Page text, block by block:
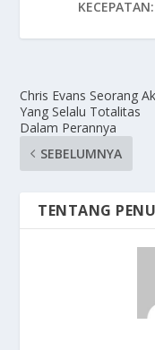
KECEPATAN:
Chris Evans Seorang
Yang Selalu Totalitas
Dalam Perannya
SEBELUMNYA
TENTANG